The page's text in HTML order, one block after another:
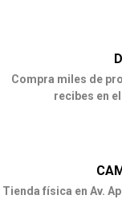
Compra miles de
recibes en
Tienda física en Av.